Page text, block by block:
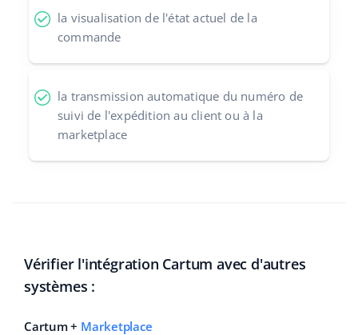
la visualisation de l'état actuel de la
commande
la transmission automatique du numéro de
suivi de l'expédition au client ou à la
marketplace
Vérifier l'intégration Cartum avec d'autres
systèmes :
Cartum + Marketplace